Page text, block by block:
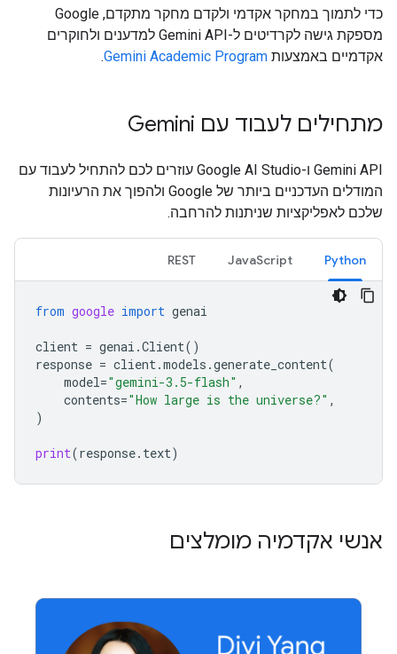
כדי לתמוך במחקר אקדמי ולקדם מחקר מתקדם, Google
מספקת גישה לקרדיטים ל-Gemini API למדענים ולחוקרים
אקדמיים באמצעות Gemini Academic Program
.
מתחילים לעבוד עם Gemini
‫Gemini API ו-Google AI Studio עוזרים לכם להתחיל לעבוד עם
המודלים העדכניים ביותר של Google ולהפוך את הרעיונות
שלכם לאפליקציות שניתנות להרחבה.
Python
JavaScript
REST
from google import genai
client = genai .Client()
response = client.models .generate_content(
model="gemini-3.5-flash" ,
contents="How large is the universe?" ,
)
print(response. text)
אנשי אקדמיה מומלצים